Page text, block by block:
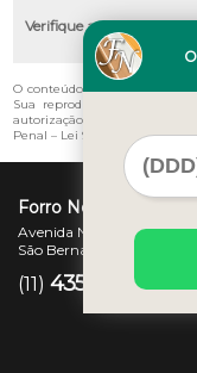
Verifique as regiões que
O conteúdo do texto "
Sua reprodução, parcial ou
autorização do autor. Crime
Penal – Lei 9610/98 - Lei de
Forro Novo
Avenida Newton
São Bernardo do Campo
(11) 4357-3007 (11)